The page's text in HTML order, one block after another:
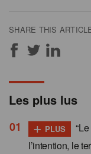
SHARE THIS
Les plus lus
+ PLUS
l’intention, le